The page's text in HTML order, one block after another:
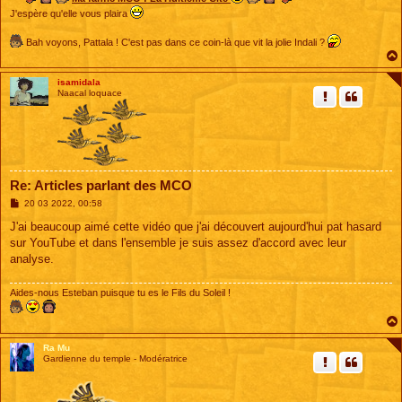
J'espère qu'elle vous plaira
Bah voyons, Pattala ! C'est pas dans ce coin-là que vit la jolie Indali ?
isamidala
Naacal loquace
Re: Articles parlant des MCO
M
s
a
g
20 03 2022, 00:58
J'ai beaucoup aimé cette vidéo que j'ai découvert aujourd'hui pat hasard
sur YouTube et dans l'ensemble je suis assez d'accord avec leur
analyse.
Aides-nous Esteban puisque tu es le Fils du Soleil !
Ra Mu
Gardienne du temple - Modératrice